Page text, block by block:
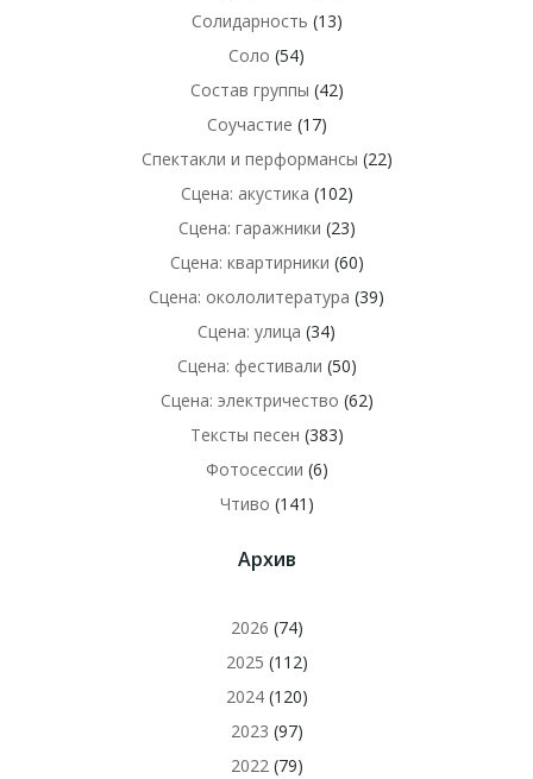
Солидарность (13)
Соло (54)
Состав группы (42)
Соучастие (17)
Спектакли и перформансы (22)
Сцена: акустика (102)
Сцена: гаражники (23)
Сцена: квартирники (60)
Сцена: окололитература (39)
Сцена: улица (34)
Сцена: фестивали (50)
Сцена: электричество (62)
Тексты песен (383)
Фотосессии (6)
Чтиво (141)
Архив
2026 (74)
2025 (112)
2024(120)
2023 (97)
2022(79)